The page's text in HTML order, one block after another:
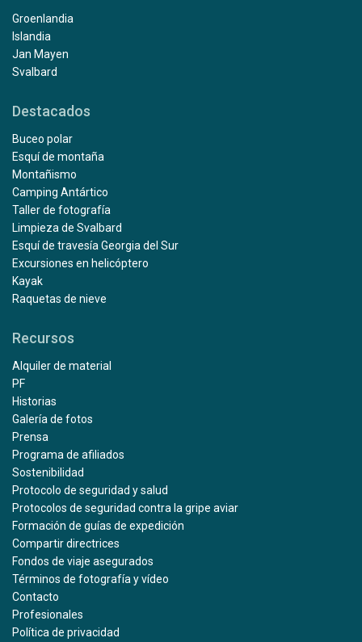
Groenlandia
Islandia
Jan Mayen
Svalbard
Destacados
Buceo polar
Esquí de montaña
Montañismo
Camping Antártico
Taller de fotografía
Limpieza de Svalbard
Esquí de travesía Georgia del Sur
Excursiones en helicóptero
Kayak
Raquetas de nieve
Recursos
Alquiler de material
PF
Historias
Galería de fotos
Prensa
Programa de afiliados
Sostenibilidad
Protocolo de seguridad y salud
Protocolos de seguridad contra la gripe aviar
Formación de guías de expedición
Compartir directrices
Fondos de viaje asegurados
Términos de fotografía y vídeo
Contacto
Profesionales
Política de privacidad